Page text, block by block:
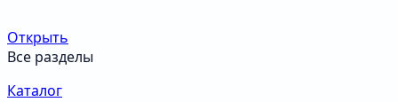
Открыть
Все разделы
Каталог